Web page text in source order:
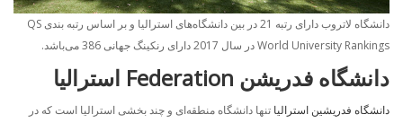
دانشگاه لاتروب دارای رتبه 21 در بین دانشگاه‌های استرالیا و بر اساس رتبه بندی QS
World University Rankings در سال 2017 دارای رنکینگ جهانی 386 می‌باشد.
دانشگاه فدریشن Federation استرالیا
دانشگاه فدریشین استرالیا تنها دانشگاه منطقه‌ای و چند بخشی استرالیا است که در